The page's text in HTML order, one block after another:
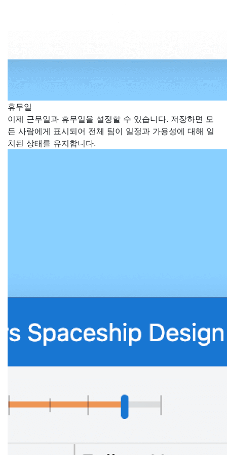
휴무일
이제 근무일과 휴무일을 설정할 수 있습니다. 저장하면 모
든 사람에게 표시되어 전체 팀이 일정과 가용성에 대해 일
치된 상태를 유지합니다.